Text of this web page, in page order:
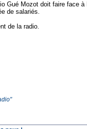
Gué Mozot doit faire face
de salariés.
de la radio.